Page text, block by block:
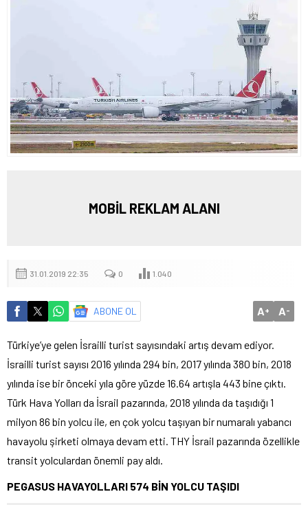
MOBİL REKLAM ALANI
31.01.2019 22:35 0 1.040
ABONE OL A+ A-
Türkiye’ye gelen İsrailli turist sayısındaki artış devam ediyor.
İsrailli turist sayısı 2016 yılında 294 bin, 2017 yılında 380 bin, 2018
yılında ise bir önceki yıla göre yüzde 16.64 artışla 443 bine çıktı.
Türk Hava Yolları da İsrail pazarında, 2018 yılında da taşıdığı 1
milyon 86 bin yolcu ile, en çok yolcu taşıyan bir numaralı yabancı
havayolu şirketi olmaya devam etti. THY İsrail pazarında özellikle
transit yolculardan önemli pay aldı.
PEGASUS HAVAYOLLARI 574 BİN YOLCU TAŞIDI